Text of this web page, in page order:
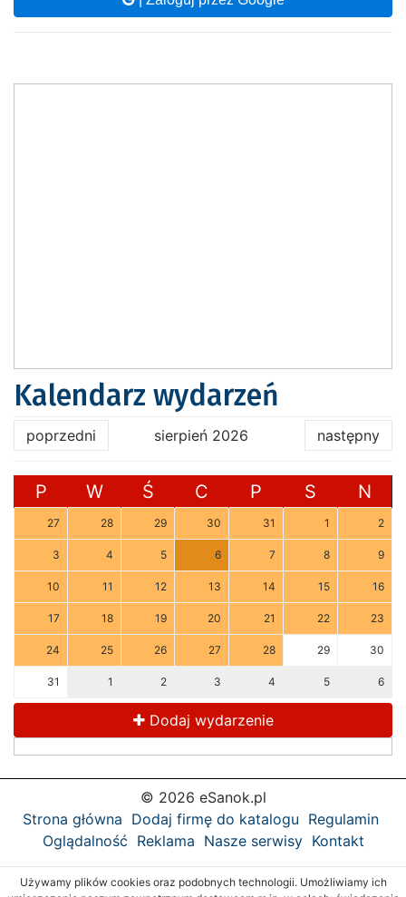
Kalendarz wydarzeń
poprzedni sierpień 2026 następny
P W Ś C P S N
27 28 29 30 31 1 2
3 4 5 6 7 8 9
10 11 12 13 14 15 16
17 18 19 20 21 22 23
24 25 26 27 28 29 30
31 1 2 3 4 5 6
Dodaj wydarzenie
© 2026 eSanok.pl
Strona główna Dodaj firmę do katalogu Regulamin
Oglądalność Reklama Nasze serwisy Kontakt
Używamy plików cookies oraz podobnych technologii. Umożliwiamy ich